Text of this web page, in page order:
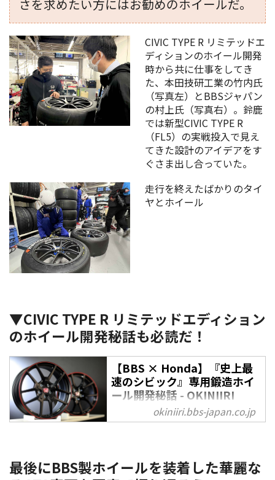
さを求めたい方にはお勧めのホイールだ。
CIVIC TYPE R リミテッドエ
ディションのホイール開発
時から共に仕事をしてき
た、本田技研工業の竹内氏
（写真左）とBBSジャパン
の村上氏（写真右）。鈴鹿
では新型CIVIC TYPE R
（FL5）の実戦投入で見え
てきた設計のアイデアをす
ぐさま出し合っていた。
走行を終えたばかりのタイ
ヤとホイール
▼CIVIC TYPE R リミテッドエディション
のホイール開発秘話も必読だ！
【BBS × Honda】『史上最
速のシビック』専用鍛造ホイ
ール開発秘話 - OKINIIRI
ドライバーが意のままに操れる究
「シビック TYPE R リミテッドエ
okiniiri.bbs-japan.co.jp
最後にBBS製ホイールを装着した華麗な